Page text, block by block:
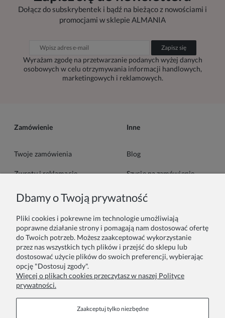
Dołącz do subskrybentek i bądź na bieżąco z nowościami i
promocjami w sklepie ALMANIA
Zapisz się
Wyrażam zgodę na przetwarzanie podanych wyżej danych
osobowych w celu otrzymywania informacji handlowych,
marketingowych i reklamowych.
Zamówienie
Twoje zamówienia
Zwroty i reklamacje
Formy płatności
Inne
Blog
Szycie na zamówienie
Pakowanie na prezent
Informacje
O nas
Współprace
Polityka prywatności
Kontakt
sklep@almania.pl
Dbamy o Twoją prywatność
Pliki cookies i pokrewne im technologie umożliwiają
poprawne działanie strony i pomagają nam dostosować ofertę
do Twoich potrzeb. Możesz zaakceptować wykorzystanie
przez nas wszystkich tych plików i przejść do sklepu lub
dostosować użycie plików do swoich preferencji, wybierając
opcję "Dostosuj zgody".
Więcej o plikach cookies przeczytasz w naszej Polityce
prywatności.
Zaakceptuj tylko niezbędne